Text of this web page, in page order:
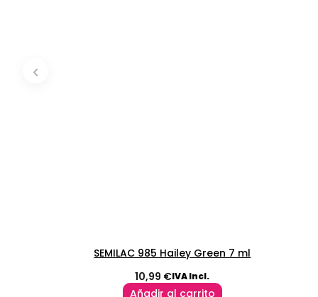
SEMILAC 985 Hailey Green 7 ml
10,99 €IVA Incl.
Añadir al carrito
‹